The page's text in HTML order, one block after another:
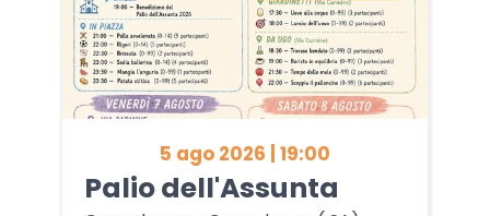
5 ago 2026 | 19:00
Palio dell'Assunta